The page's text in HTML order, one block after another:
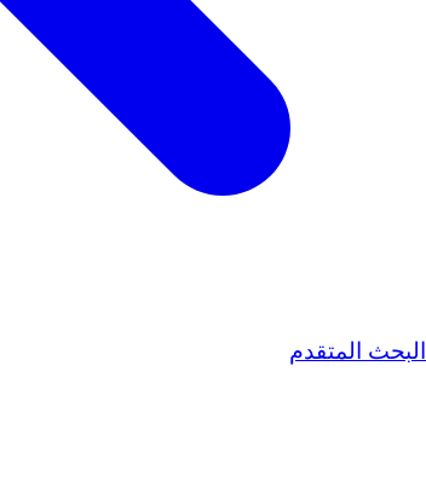
البحث المتقدم